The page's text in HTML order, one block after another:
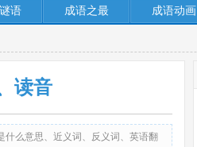
语 成语之最 成语动画
读音
么意思、近义词、反义词、英语翻